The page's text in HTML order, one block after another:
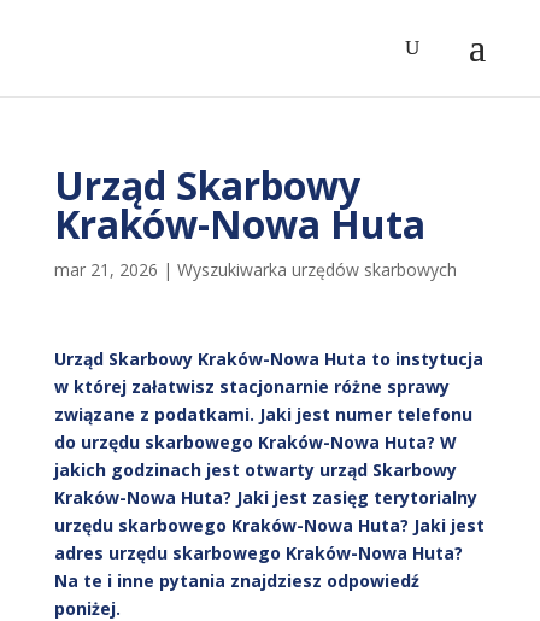
Urząd Skarbowy
Kraków-Nowa Huta
mar 21, 2026 | Wyszukiwarka urzędów skarbowych
Urząd Skarbowy Kraków-Nowa Huta to instytucja
w której załatwisz stacjonarnie różne sprawy
związane z podatkami. Jaki jest numer telefonu
do urzędu skarbowego Kraków-Nowa Huta? W
jakich godzinach jest otwarty urząd Skarbowy
Kraków-Nowa Huta? Jaki jest zasięg terytorialny
urzędu skarbowego Kraków-Nowa Huta? Jaki jest
adres urzędu skarbowego Kraków-Nowa Huta?
Na te i inne pytania znajdziesz odpowiedź
poniżej.